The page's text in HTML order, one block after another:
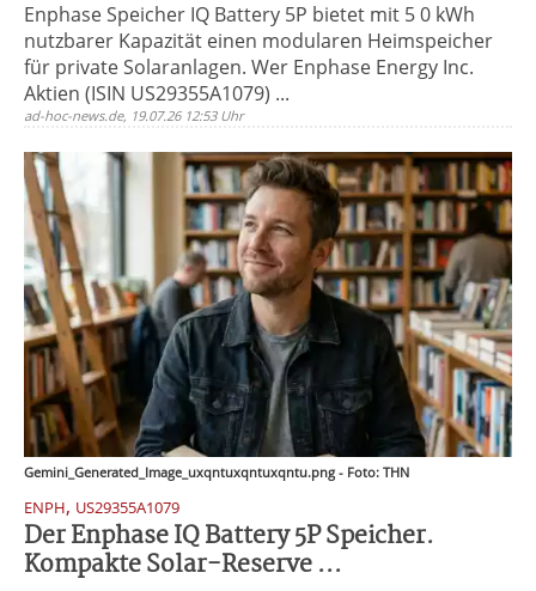
Enphase Speicher IQ Battery 5P bietet mit 5 0 kWh
nutzbarer Kapazität einen modularen Heimspeicher
für private Solaranlagen. Wer Enphase Energy Inc.
Aktien (ISIN US29355A1079) ...
ad-hoc-news.de, 19.07.26 12:53 Uhr
Gemini_Generated_Image_uxqntuxqntuxqntu.png - Foto: THN
ENPH, US29355A1079
Der Enphase IQ Battery 5P Speicher.
Kompakte Solar-Reserve ...